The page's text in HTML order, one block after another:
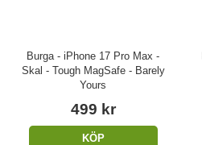
Burga - iPhone 17 Pro Max -
Skal - Tough MagSafe - Barely
Yours
499 kr
KÖP